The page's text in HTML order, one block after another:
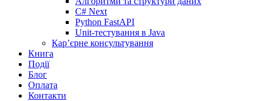
C# Next
Python FastAPI
Unit-тестування в Java
Кар’єрне консультування
Книга
Події
Блог
Оплата
Контакти